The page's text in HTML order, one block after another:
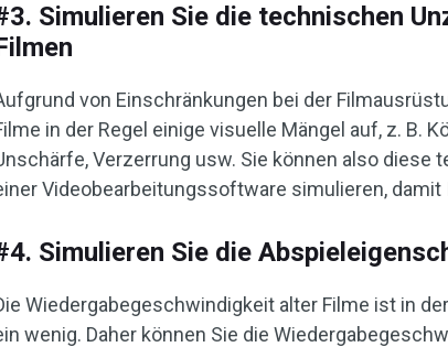
Simulieren Sie die technischen
von Einschränkungen bei der
in der Regel einige visuelle Mängel auf, z. B.
Verzerrung usw. Sie können also diese
Videobearbeitungssoftware simulieren, damit
Simulieren Sie die
Wiedergabegeschwindigkeit alter Filme ist in
wenig. Daher können Sie die